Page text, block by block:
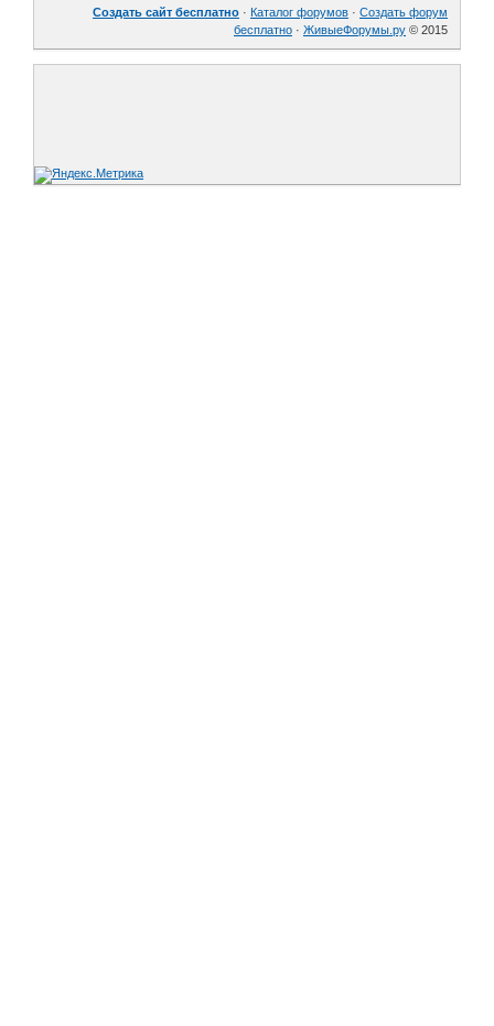
Создать сайт бесплатно · Каталог форумов · Создать форум
бесплатно · ЖивыеФорумы.ру © 2015